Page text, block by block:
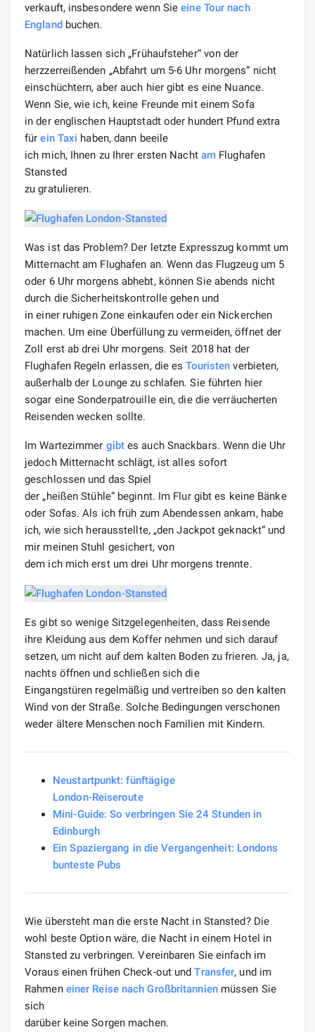
verkauft, insbesondere wenn Sieeine Tour nach
Englandbuchen.
Natürlich lassen sich „Frühaufsteher“ von der
herzzerreißenden „Abfahrt um 5-6 Uhr morgens“ nicht
einschüchtern, aber auch hier gibt es eine Nuance.
Wenn Sie, wie ich, keine Freunde mit einem Sofa
in der englischen Hauptstadt oder hundert Pfund extra
fürein Taxi haben, dann beeile
ich mich, Ihnen zu Ihrer ersten Nacht am Flughafen
Stansted
zu gratulieren.
Was ist das Problem? Der letzte Expresszug kommt um
Mitternacht am Flughafen an. Wenn das Flugzeug um 5
oder 6 Uhr morgens abhebt, können Sie abends nicht
durch die Sicherheitskontrolle gehen und
in einer ruhigen Zone einkaufen oder ein Nickerchen
machen. Um eine Überfüllung zu vermeiden, öffnet der
Zoll erst ab drei Uhr morgens. Seit 2018 hat der
Flughafen Regeln erlassen, die esTouristen verbieten,
außerhalb der Lounge zu schlafen. Sie führten hier
sogar eine Sonderpatrouille ein, die die verräucherten
Reisenden wecken sollte.
Im Wartezimmer gibtes auch Snackbars. Wenn die Uhr
jedoch Mitternacht schlägt, ist alles sofort
geschlossen und das Spiel
der „heißen Stühle“ beginnt. Im Flur gibt es keine Bänke
oder Sofas. Als ich früh zum Abendessen ankam, habe
ich, wie sich herausstellte, „den Jackpot geknackt“ und
mir meinen Stuhl gesichert, von
dem ich mich erst um drei Uhr morgens trennte.
Es gibt so wenige Sitzgelegenheiten, dass Reisende
ihre Kleidung aus dem Koffer nehmen und sich darauf
setzen, um nicht auf dem kalten Boden zu frieren. Ja, ja,
nachts öffnen und schließen sich die
Eingangstüren regelmäßig und vertreiben so den kalten
Wind von der Straße. Solche Bedingungen verschonen
weder ältere Menschen noch Familien mit Kindern.
Neustartpunkt: fünftägige
London-Reiseroute
Mini-Guide: So verbringen Sie 24 Stunden in
Edinburgh
Ein Spaziergang in die Vergangenheit: Londons
bunteste Pubs
Wie übersteht man die erste Nacht in Stansted? Die
wohl beste Option wäre, die Nacht in einem Hotel in
Stansted zu verbringen. Vereinbaren Sie einfach im
Voraus einen frühen Check-out undTransfer, und im
Rahmen einer Reise nach Großbritannienmüssen Sie
sich
darüber keine Sorgen machen.